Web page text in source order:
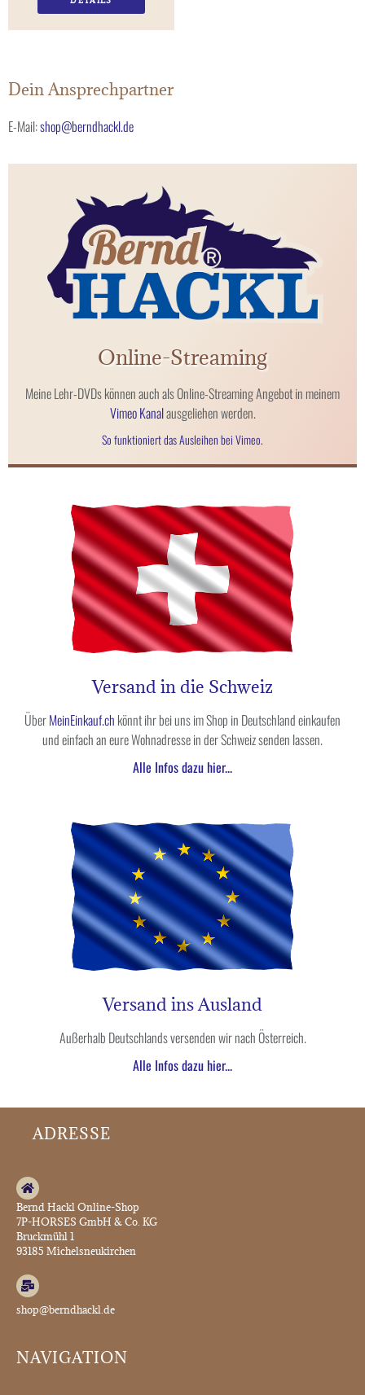
Dein Ansprechpartner
E-Mail:shop@berndhackl.de
Online-Streaming
Meine Lehr-DVDs können auch als Online-Streaming Angebot in meinem
Vimeo Kanalausgeliehen werden.
So funktioniert das Ausleihen bei Vimeo.
Versand in die Schweiz
ÜberMeinEinkauf.ch könnt ihr bei uns im Shop in Deutschland einkaufen
und einfach an eure Wohnadresse in der Schweiz senden lassen.
Alle Infos dazu hier...
Versand ins Ausland
Außerhalb Deutschlands versenden wir nach Österreich.
Alle Infos dazu hier...
ADRESSE
Bernd Hackl Online-Shop
7P-HORSES GmbH & Co. KG
Bruckmühl 1
93185 Michelsneukirchen
shop@berndhackl.de
NAVIGATION